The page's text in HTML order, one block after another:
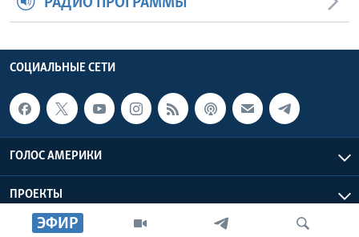
ЭФИР
РАДИО ПРОГРАММЫ
СОЦИАЛЬНЫЕ СЕТИ
ГОЛОС АМЕРИКИ
ПРОЕКТЫ